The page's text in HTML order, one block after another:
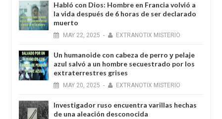
Habló con Dios: Hombre en Francia volvió a
la vida después de 6 horas de ser declarado
muerto
MAY 22, 2025 - EXTRANOTIX MISTERIO
Un humanoide con cabeza de perro у pelaje
azul salvó a un hombre secuestrado por los
extraterrestres grises
MAY 20, 2025 - EXTRANOTIX MISTERIO
Investigador ruso encuentra varillas hechas
de una aleación desconocida